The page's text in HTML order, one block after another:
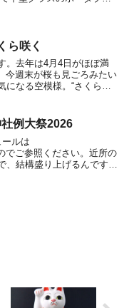
たように...
ら咲く
。去年は4月4日がほぼ満
今週末が桜も見ごろみたい
になる空模様。“さくら咲
例大祭2026
ルは
でご参照ください。近所の
結構盛り上げるんです！